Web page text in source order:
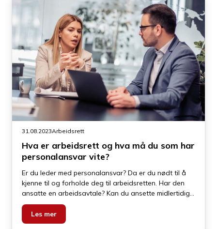
31.08.2023Arbeidsrett
Hva er arbeidsrett og hva må du som har
personalansvar vite?
Er du leder med personalansvar? Da er du nødt til å
kjenne til og forholde deg til arbeidsretten. Har den
ansatte en arbeidsavtale? Kan du ansette midlertidig?
Er det krav på tilrettelegging? Hvordan følge opp
sykmeldte? Kan du endre den ansattes
arbeidsoppgaver? Dette og et utall av andre spørsmål
Les mer